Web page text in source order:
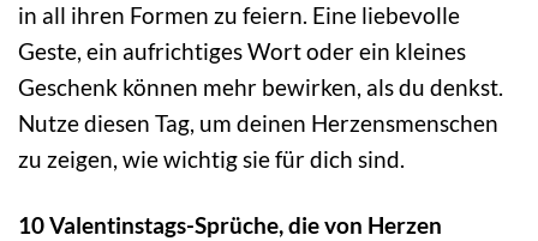
in all ihren Formen zu feiern. Eine liebevolle
Geste, ein aufrichtiges Wort oder ein kleines
Geschenk können mehr bewirken, als du denkst.
Nutze diesen Tag, um deinen Herzensmenschen
zu zeigen, wie wichtig sie für dich sind.
10 Valentinstags-Sprüche, die von Herzen